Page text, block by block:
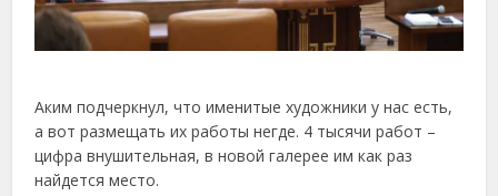
Аким подчеркнул, что именитые художники у нас есть,
а вот размещать их работы негде. 4 тысячи работ –
цифра внушительная, в новой галерее им как раз
найдется место.